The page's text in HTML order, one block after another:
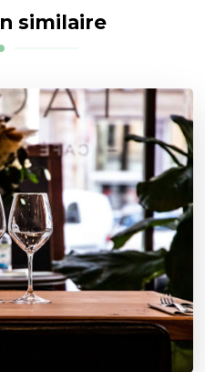
similaire